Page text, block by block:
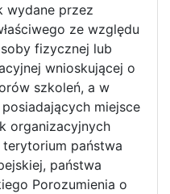
wydane przez
ze względu
fizycznej lub
wnioskującej o
szkoleń, a w
miejsce
organizacyjnych
państwa
państwa
Porozumienia o